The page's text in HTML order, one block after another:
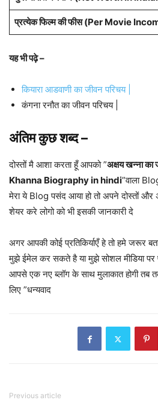
प्रत्येक फिल्म की फीस (Per Movie
यह भी पढ़े –
कियारा आडवाणी का जीवन परिचय |
कंगना रनौत का जीवन परिचय |
अंतिम कुछ शब्द –
दोस्तों मै आशा करता हूँ आपको ”अक्षय खन्ना
Khanna Biography in hindi”वाला
मेरा ये Blog पसंद आया हो तो अपने दोस्तों
शेयर करे लोगो को भी इसकी जानकारी दे
अगर आपकी कोई प्रतिकिर्याएँ हे तो हमे जरूर
मुझे ईमेल कर सकते है या मुझे सोशल मीडिया पर
आपसे एक नए ब्लॉग के साथ मुलाकात होगी तब
लिए ”धन्यवाद
Previous article